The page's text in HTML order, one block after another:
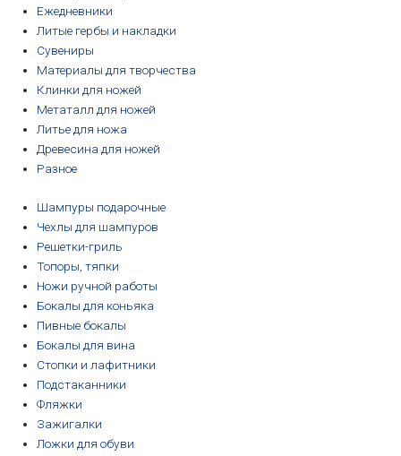
Ежедневники
Литые гербы и накладки
Сувениры
Материалы для творчества
Клинки для ножей
Метаталл для ножей
Литье для ножа
Древесина для ножей
Разное
Шампуры подарочные
Чехлы для шампуров
Решетки-гриль
Топоры, тяпки
Ножи ручной работы
Бокалы для коньяка
Пивные бокалы
Бокалы для вина
Стопки и лафитники
Подстаканники
Фляжки
Зажигалки
Ложки для обуви